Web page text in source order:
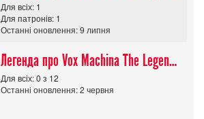
Для всіх: 1
Для патронів: 1
Останні оновлення: 9 липня
Легенда про Vox Machina The Legend of Vox Machina (Сезон 4)
Для всіх: 0 з 12
Останні оновлення: 2 червня